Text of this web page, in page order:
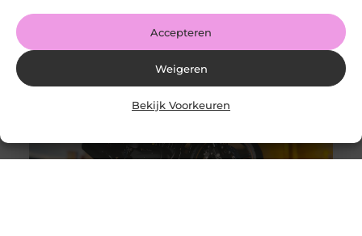
Accepteren
Weigeren
Bekijk Voorkeuren